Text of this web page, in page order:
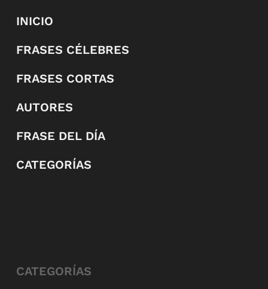
INICIO
FRASES CÉLEBRES
FRASES CORTAS
AUTORES
FRASE DEL DÍA
CATEGORÍAS
CATEGORÍAS